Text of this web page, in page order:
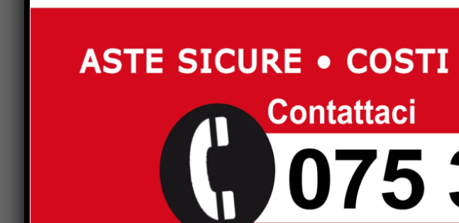
anche per le altre fasce, con riduzioni che partono dal 20 per cento per
avanzare richieste e indicazioni sugli interventi da effettuare, senza
dirigenza scolastica, che rappresenta il principale punto di riferimento
Nella replica viene infine sottolineato un aspetto ritenuto contraddittorio.
presunti problemi legati agli spazi esterni della scuola, dall’altra viene
ambienti per ospitare attività estive rivolte ai bambini.